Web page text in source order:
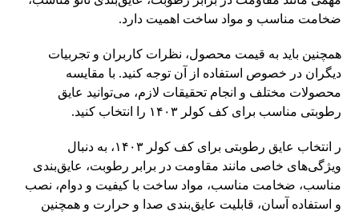
ضخامت مناسب و مواد ساخت اهمیت دارد.
همچنین باید به قیمت محصول، نظرات کاربران و تجربیات
دیگران در خصوص استفاده از آن توجه کنید. با مقایسه
محصولات مختلف و انجام تحقیقات لازم، می‌توانید عایق
رطوبتی مناسب برای کف کولر ۱۴۰۳ را انتخاب کنید.
ر انتخاب عایق رطوبتی برای کف کولر ۱۴۰۳، به دنبال
ویژگی‌های خاصی مانند مقاومت در برابر رطوبت، عایق‌بندی
مناسب، ضخامت مناسب، مواد ساخت با کیفیت و دوام، نصب
و استفاده آسان، قابلیت عایق‌بندی صدا و حرارت و همچنین